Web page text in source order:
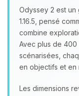
Odyssey 2 est
1.16.5, pensé
combine
Avec plus de 400
scénarisées,
en objectifs et en
Les dimensions